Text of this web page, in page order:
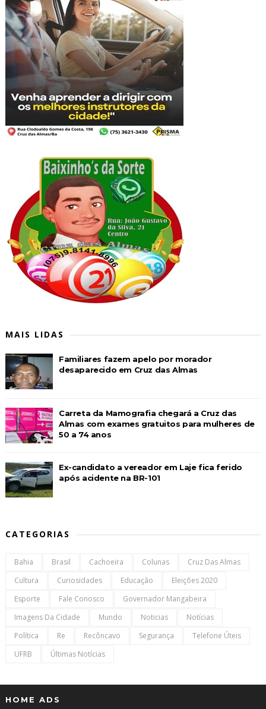
MAIS LIDAS
Familiares fazem apelo por morador
desaparecido em Cruz das Almas
Carreta da Mamografia chegará a Cruz das
Almas com exames gratuitos para mulheres de
50 a 74 anos
Ex-candidato a vereador em Laje fica ferido
após acidente na BR-101
CATEGORIAS
Bahia Brasil Cachoeira Colunas
Cruz Das Almas
Cultura
Curiosidades Educação
Eleições 2020
Esporte
Fale Conosco
Governador Mangabeira
Imagens Da Cidade
Mundo Noticias
Notícias
Política
Re Recôncavo Segurança
Telefone Úteis
UFRB
Últimas Notícias
HOME ADS